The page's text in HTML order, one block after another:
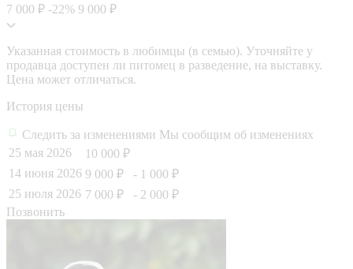
7 000 ₽ -22% 9 000 ₽
Указанная стоимость в любимцы (в семью). Уточняйте у
продавца доступен ли питомец в разведение, на выставку.
Цена может отличаться.
История цены
Следить за изменениями Мы сообщим об изменениях
25 мая 2026
10 000 ₽
14 июня 2026 9 000 ₽
- 1 000 ₽
25 июля 2026 7 000 ₽
- 2 000 ₽
Позвонить